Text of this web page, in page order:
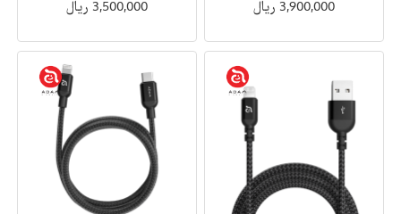
3,900,000 ریال 3,500,000 ریال